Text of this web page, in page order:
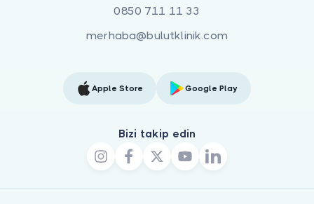
0850 711 11 33
merhaba@bulutklinik.com
Apple Store Google Play
Bizi takip edin